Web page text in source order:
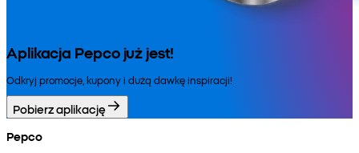
Aplikacja Pepco już jest!
Odkryj promocje, kupony i dużą dawkę inspiracji!
Pobierz aplikację
Pepco